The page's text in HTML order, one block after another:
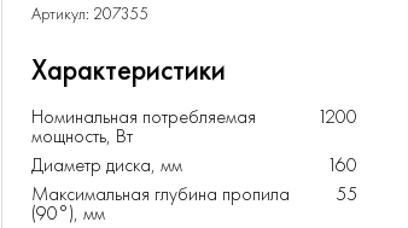
Артикул: 207355
Характеристики
Номинальная потребляемая
мощность, Вт
1200
Диаметр диска, мм
160
Максимальная глубина пропила
(90°), мм
55